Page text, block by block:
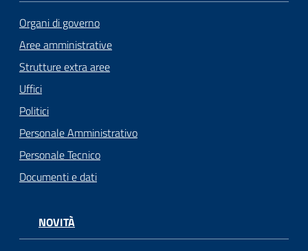
Organi di governo
Aree amministrative
Strutture extra aree
Uffici
Politici
Personale Amministrativo
Personale Tecnico
Documenti e dati
NOVITÀ